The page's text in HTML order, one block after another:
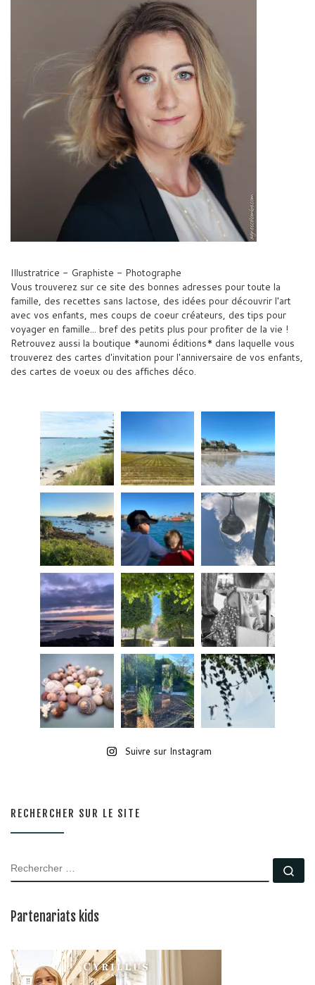
Illustratrice - Graphiste - Photographe
Vous trouverez sur ce site des bonnes adresses pour toute la
famille, des recettes sans lactose, des idées pour découvrir l'art
avec vos enfants, mes coups de coeur créateurs, des tips pour
voyager en famille... bref des petits plus pour profiter de la vie !
Retrouvez aussi la boutique *aunomi éditions* dans laquelle vous
trouverez des cartes d'invitation pour l'anniversaire de vos enfants,
des cartes de voeux ou des affiches déco.
Suivre sur Instagram
RECHERCHER SUR LE SITE
RECHERCHER
Partenariats kids